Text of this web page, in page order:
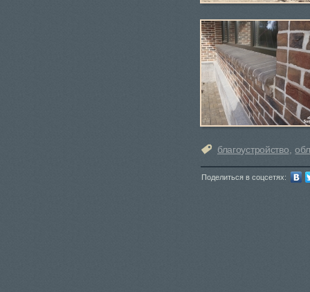
благоустройство,
Поделиться в соцсетях: